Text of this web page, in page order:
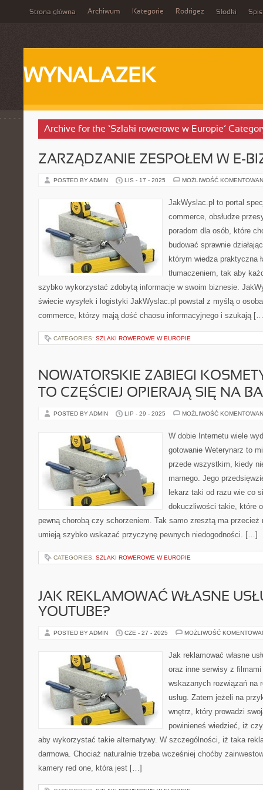
Strona główna Archiwum Kategorie Rodrigez Słodki Spis
WYNALAZEK
Archive for the ‘Szlaki rowerowe w Europie’
ZARZĄDZANIE ZESPOŁEM W E-
POSTED BY ADMIN LIS - 17 - 2025 MOŻLIWOŚĆ
JakWyslac.pl to portal
commerce, obsłudze
poradom dla osób, które
budować sprawnie
którym wiedza praktyczna
tłumaczeniem, tak aby
szybko wykorzystać zdobytą informacje w swoim biznesie.
świecie wysyłek i logistyki JakWyslac.pl powstał z myślą o
commerce, którzy mają dość chaosu informacyjnego i szukają
CATEGORIES: SZLAKI ROWEROWE W EUROPIE
NOWATORSKIE ZABIEGI
TO CZĘŚCIEJ OPIERAJĄ SIĘ NA
POSTED BY ADMIN LIP - 29 - 2025 MOŻLIWOŚĆ
W dobie Internetu wiele
gotowanie Weterynarz to
przede wszystkim, kiedy
marnego. Jego
lekarz taki od razu wie co
dokuczliwości takie, które
pewną chorobą czy schorzeniem. Tak samo zresztą ma
umieją szybko wskazać przyczynę pewnych niedogodności. […]
CATEGORIES: SZLAKI ROWEROWE W EUROPIE
JAK REKLAMOWAĆ WŁASNE
YOUTUBE?
POSTED BY ADMIN CZE - 27 - 2025 MOŻLIWOŚĆ
Jak reklamować własne
oraz inne serwisy z
wskazanych rozwiązań na
usług. Zatem jeżeli na
wnętrz, który prowadzi
powinieneś wiedzieć, iż
aby wykorzystać takie alternatywy. W szczególności, iż taka
darmowa. Chociaż naturalnie trzeba wcześniej choćby
kamery red one, która jest […]